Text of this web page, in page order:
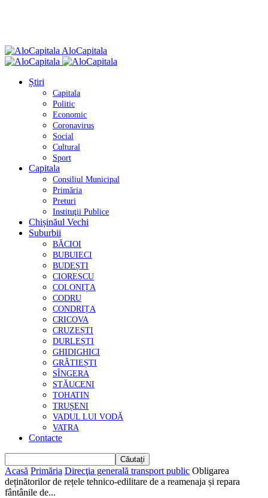
AloCapitala
Știri
Capitala
Politic
Economic
Coronavirus
Social
Cultural
Sport
Capitala
Consiliul Municipal
Primăria
Preturi
Instituţii Publice
Chișinăul Vechi
Suburbii
BĂCIOI
BUBUIECI
BUDEȘTI
CIORESCU
COLONIȚA
CODRU
CONDRIȚA
CRICOVA
CRUZEȘTI
DURLEȘTI
GHIDIGHICI
GRĂTIEȘTI
SÎNGERA
STĂUCENI
TOHATIN
TRUȘENI
VADUL LUI VODĂ
VATRA
Contacte
Acasă Primăria Direcţia generală transport public Obligarea
deținătorilor de rețele tehnico-edilitare de a reamenaja și repara
fântânile de...